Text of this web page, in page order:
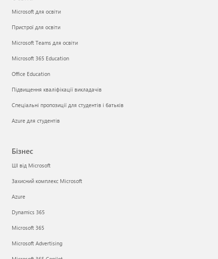
Microsoft для освіти
Пристрої для освіти
Microsoft Teams для освіти
Microsoft 365 Education
Office Education
Підвищення кваліфікації викладачів
Спеціальні пропозиції для студентів і батьків
Azure для студентів
Бізнес
ШІ від Microsoft
Захисний комплекс Microsoft
Azure
Dynamics 365
Microsoft 365
Microsoft Advertising